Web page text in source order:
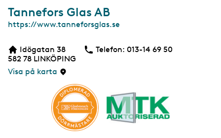
Tannefors Glas AB
W
b
s
i
https://www.tanneforsglas.se
Idögatan 38
582 78 LINKÖPING
Visa på karta
Telefon: Telefon
013-14 69 50